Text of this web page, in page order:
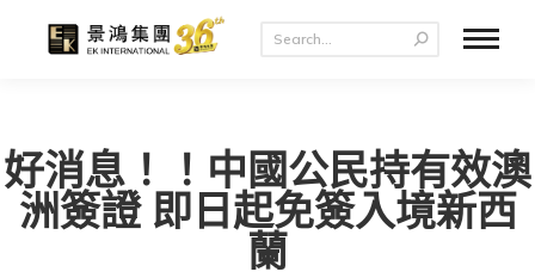
好消息！！中國公民持有效澳
洲簽證 即日起免簽入境新西
蘭